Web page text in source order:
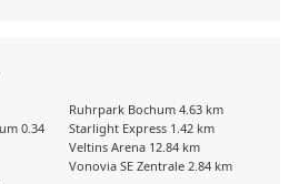
0.34
Ruhrpark Bochum 4.63 km
Starlight Express 1.42 km
Veltins Arena 12.84 km
Vonovia SE Zentrale 2.84 km